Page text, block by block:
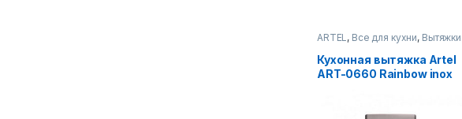
ARTEL, Все для кухни, Вытяжки
Кухонная вытяжка Artel
ART-0660 Rainbow inox